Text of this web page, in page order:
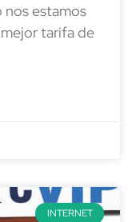
nos estamos
tarifa de
INTERNET